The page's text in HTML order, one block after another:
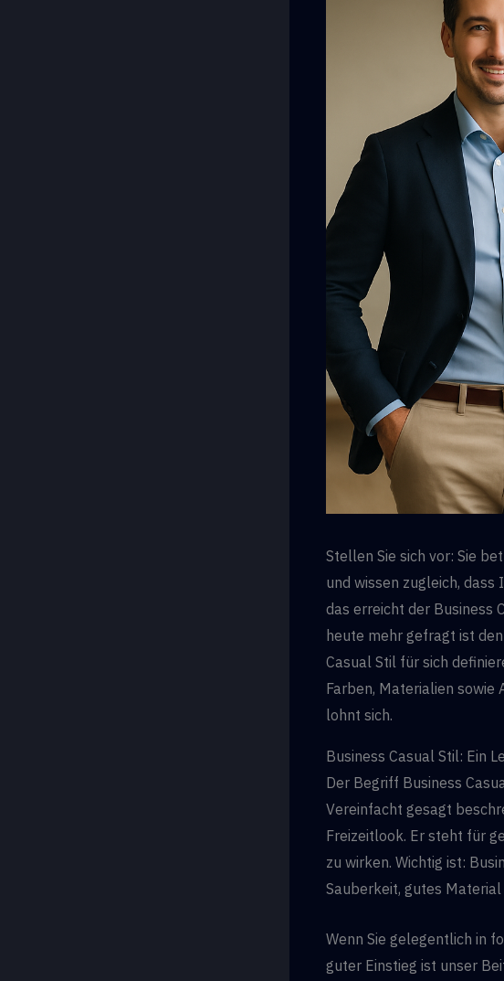
Stellen Sie sich vor: Sie
und wissen zugleich,
das erreicht der Business
heute mehr gefragt ist
Casual Stil für sich
Farben, Materialien sowie
lohnt sich.
Business Casual Stil: Ein
Der Begriff Business
Vereinfacht gesagt
Freizeitlook. Er steht für
zu wirken. Wichtig ist:
Sauberkeit, gutes
Wenn Sie gelegentlich in
guter Einstieg ist unser